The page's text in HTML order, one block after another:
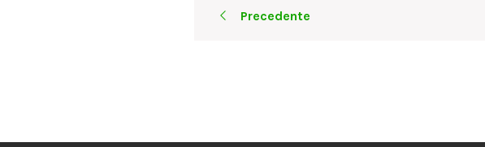
navigationPrecedente